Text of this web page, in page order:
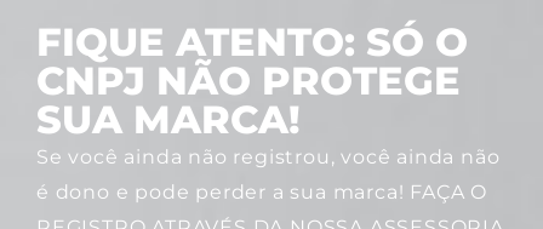
FIQUE ATENTO: SÓ O
CNPJ NÃO PROTEGE
SUA MARCA!
Se você ainda não registrou, você ainda não
é dono e pode perder a sua marca! FAÇA O